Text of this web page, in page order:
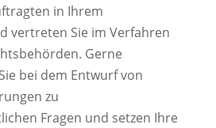
in Ihrem
vertreten Sie im Verfahren
Gerne
bei dem Entwurf von
zu
Fragen und setzen Ihre